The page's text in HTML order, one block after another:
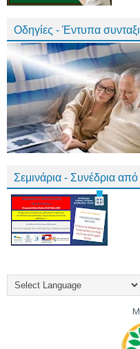
Οδηγίες - Έντυπα
Σεμινάρια - Συνέδρια